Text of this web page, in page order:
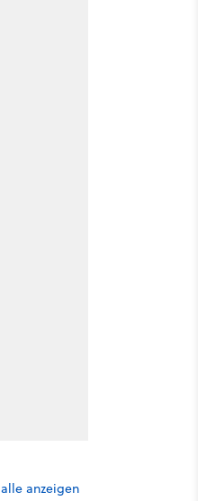
alle anzeigen